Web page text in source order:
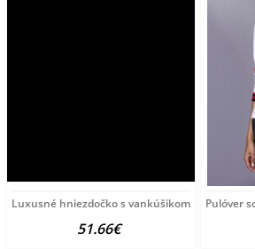
Luxusné hniezdočko s vankúšikom a perinkou
51.66€
Pulóver